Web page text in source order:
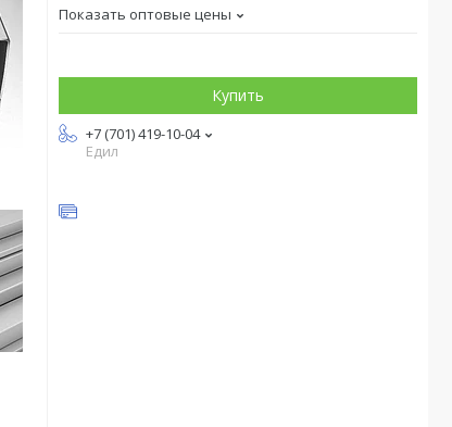
Показать оптовые цены
Купить
+7 (701) 419-10-04
Едил